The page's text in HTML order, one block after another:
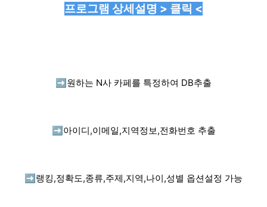
프로그램 상세설명 > 클릭 <
➡️ 원하는 N사 카페를 특정하여 DB추출
➡️ 아이디,이메일,지역정보,전화번호 추출
➡️ 랭킹,정확도,종류,주제,지역,나이,성별 옵션설정 가능